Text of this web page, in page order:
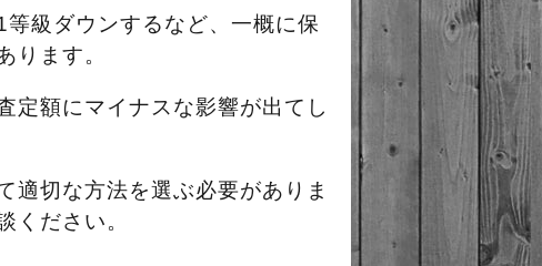
級ダウンするなど、一概に保
ります。
定額にマイナスな影響が出てし
適切な方法を選ぶ必要がありま
ください。